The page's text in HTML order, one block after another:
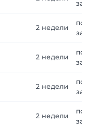
2 недели
по
2 недели
по
2 недели
по
2 недели
по